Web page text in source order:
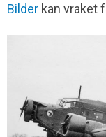
Bilder kan vraket